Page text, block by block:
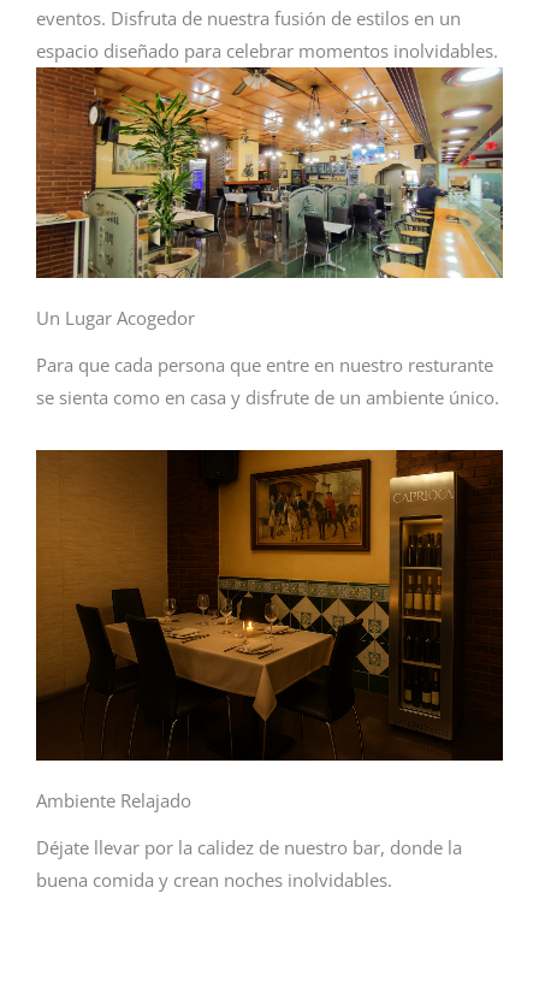
eventos. Disfruta de nuestra fusión de estilos en un
espacio diseñado para celebrar momentos inolvidables.
Un Lugar Acogedor
Para que cada persona que entre en nuestro resturante
se sienta como en casa y disfrute de un ambiente único.
Ambiente Relajado
Déjate llevar por la calidez de nuestro bar, donde la
buena comida y crean noches inolvidables.